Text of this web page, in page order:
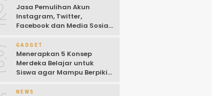
Jasa Pemulihan Akun
Instagram, Twitter,
Facebook dan Media Sosial
2022)
GADGET
Menerapkan 5 Konsep
Merdeka Belajar untuk
Siswa agar Mampu Berpikir
NEWS